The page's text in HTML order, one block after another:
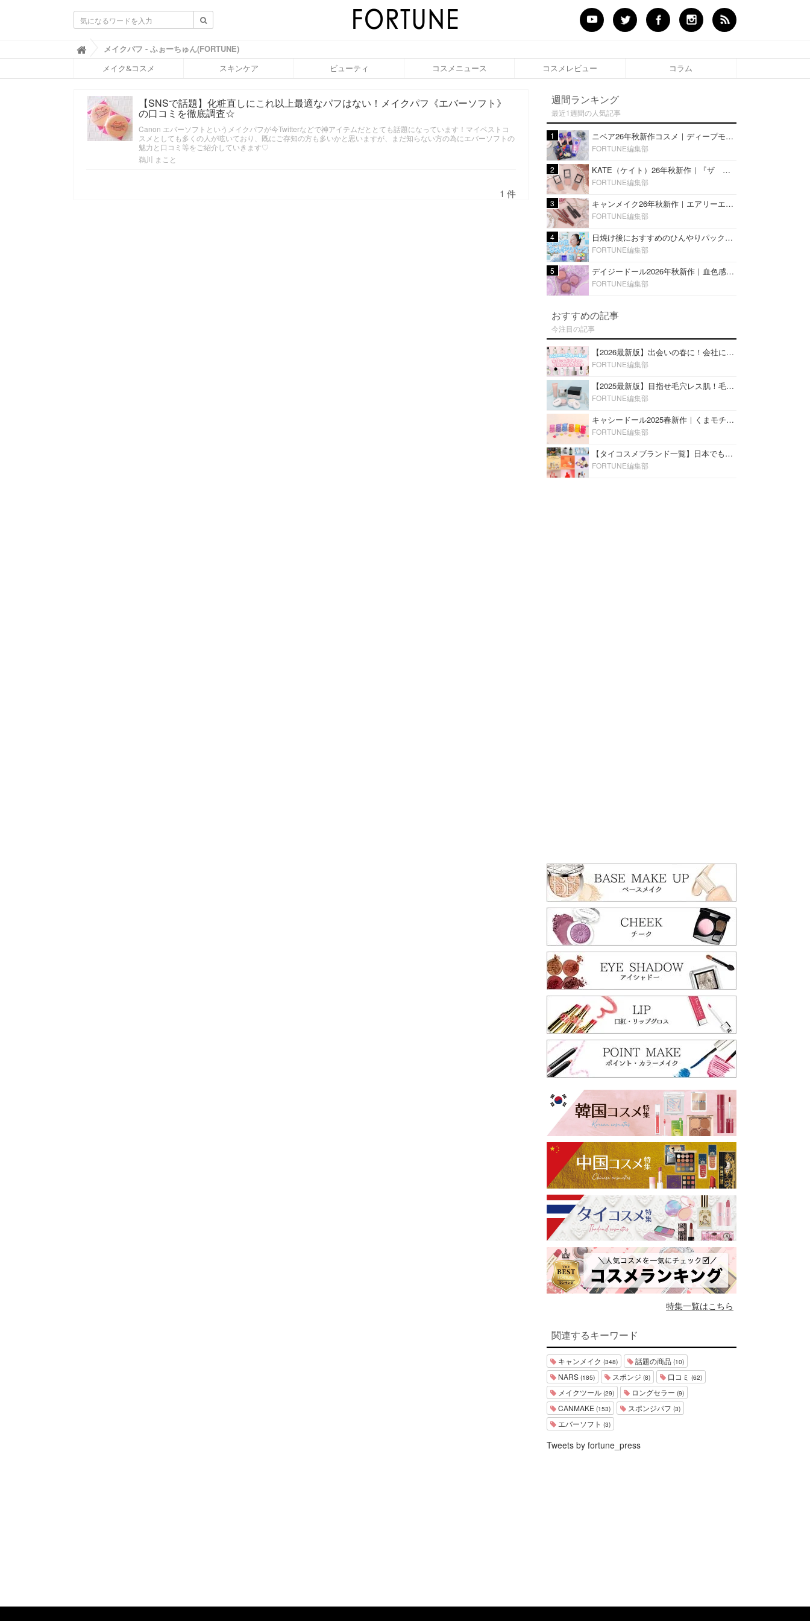
ふ
ぉ
ち
ん
(
F
O
メイクパフ - ふぉーちゅん(FORTUNE)
メイク&コスメ スキンケア ビューティ コスメニュース コスメレビュー コラム
【SNSで話題】化粧直しにこれ以上最適なパフはない！メイクパフ《エバーソフト》
の口コミを徹底調査☆
Canon エバーソフトというメイクパフが今Twitterなどで神アイテムだととても話題になっています！マイベストコ
スメとしても多くの人が呟いており、既にご存知の方も多いかと思いますが、まだ知らない方の為にエバーソフトの
魅力と口コミ等をご紹介していきます♡
鵜川 まこと
1 件
週間ランキング
最近1週間の人気記事
1 ニベア26年秋新作コスメ｜ディープモイスチャーリップの美容液タイプや2in1ボディクリームスクラブも
FORTUNE編集部
2 KATE（ケイト）26年秋新作｜『ザ アイカラー』に白みベージュ系淡色カラーが登場！新3色をレビュー
FORTUNE編集部
3 キャンメイク26年秋新作｜エアリーエクステンションライナー＆カールスナイパーマスカラ新色をレビュー
FORTUNE編集部
4 日焼け後におすすめのひんやりパック14選｜暑い夏にぴったりな冷凍／鎮静／うるおいチャージマスクを紹介
FORTUNE編集部
5 デイジードール2026年秋新作｜血色感が可愛い♡『パウダー ブラッシュ ブルーム』新3色をレビュー
FORTUNE編集部
おすすめの記事
今注目の記事
【2026最新版】出会いの春に！会社にもおすすめの好印象な香水14選♡ビジネスの場での香水マナーも
FORTUNE編集部
【2025最新版】目指せ毛穴レス肌！毛穴を埋めて隠す「おすすめ部分用下地＆プライマー」ランキング♡
FORTUNE編集部
キャシードール2025春新作｜くまモチーフのミニリップ「シャイニーベア リップモイスト」をレビュー♡
FORTUNE編集部
【タイコスメブランド一覧】日本でも人気沸騰中の“タイコスメ”ブランド20選！
FORTUNE編集部
特集一覧はこちら
関連するキーワード
キャンメイク (348) 話題の商品 (10)
NARS (185) スポンジ (8) 口コミ (62)
メイクツール (29) ロングセラー (9)
CANMAKE (153) スポンジパフ (3)
エバーソフト (3)
Tweets by fortune_press